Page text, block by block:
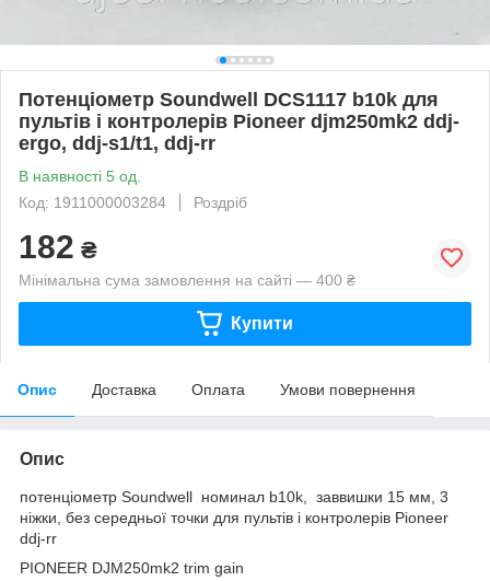
Потенціометр Soundwell DCS1117 b10k для
пультів і контролерів Pioneer djm250mk2 ddj-
ergo, ddj-s1/t1, ddj-rr
В наявності 5 од.
Код: 1911000003284
Роздріб
182 ₴
Мінімальна сума замовлення на сайті — 400 ₴
Купити
Опис Доставка Оплата Умови повернення
Опис
потенціометр Soundwell номинал b10k, заввишки 15 мм, 3
ніжки, без середньої точки для пультів і контролерів Pioneer
ddj-rr
PIONEER DJM250mk2 trim gain